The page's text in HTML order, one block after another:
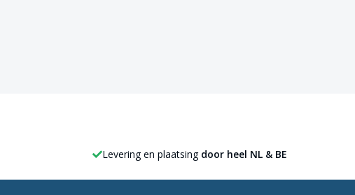
Levering en plaatsing door heel NL & BE